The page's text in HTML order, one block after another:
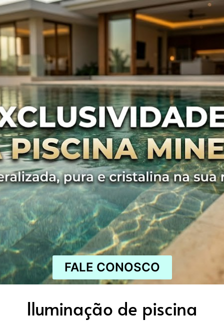
FALE CONOSCO
Iluminação de piscina